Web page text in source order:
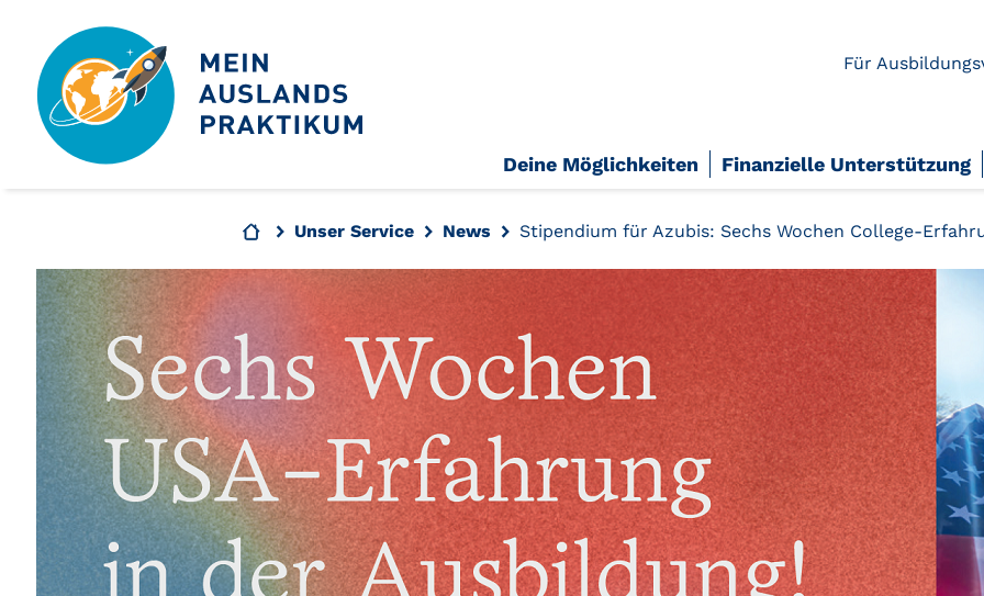
Für
Deine Möglichkeiten Finanzielle Unterstützung
Unser Service News Stipendium für Azubis: Sechs Wochen College-